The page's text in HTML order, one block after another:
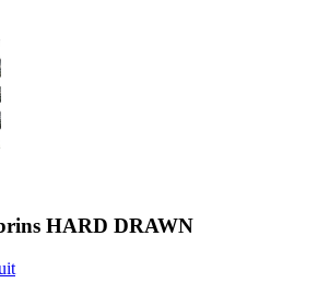
HARD DRAWN